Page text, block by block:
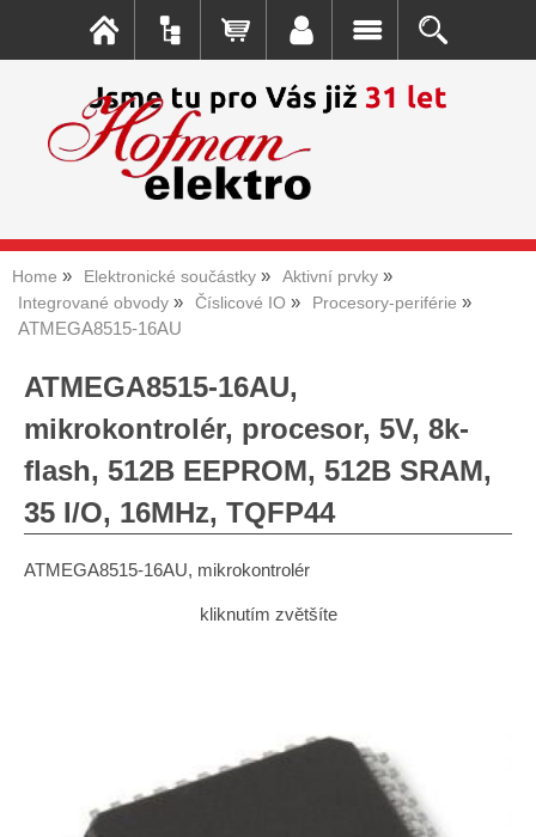
Home Elektronické součástky
Aktivní prvky
Integrované obvody
Číslicové IO Procesory-periférie
ATMEGA8515-16AU
ATMEGA8515-16AU,
mikrokontrolér, procesor, 5V, 8k-
flash, 512B EEPROM, 512B SRAM,
35 I/O, 16MHz, TQFP44
ATMEGA8515-16AU, mikrokontrolér
kliknutím zvětšíte